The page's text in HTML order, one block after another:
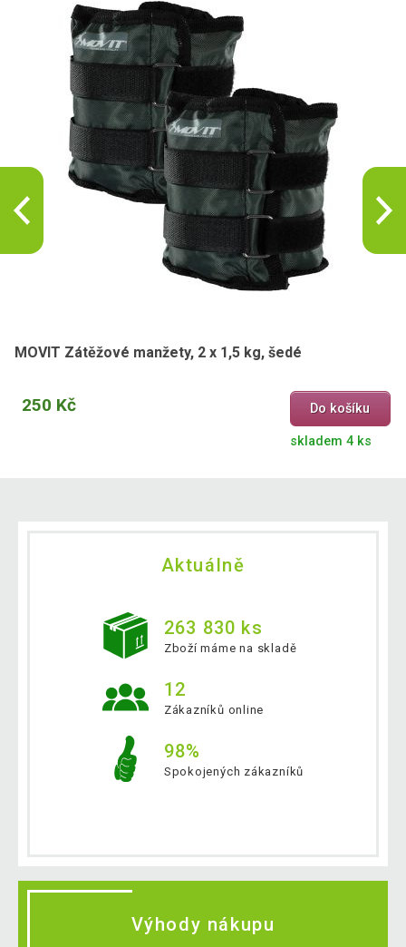
MOVIT Zátěžové manžety, 2 x 1,5 kg, šedé
250 Kč Do košíku
skladem 4 ks
Aktuálně
263 830 ks
Zboží máme na skladě
12
Zákazníků online
98%
Spokojených zákazníků
Výhody nákupu